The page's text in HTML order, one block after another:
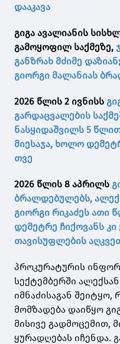
დააკავა
გიგა ავალიანის
გამოყოფილ საქმეზე,
განზრახ მძიმე
გიორგი მალანიას
2026 წლის 2 ივნისს
გარდაცვალების
ნასყიდაშვილს 5
მიესაჯა, ხოლო
თვე
2026 წლის 8 აპრილს
ბრალდებულებს,
გიორგი რიკაძეს ათი
დემეტრე ჩიქოვანს
თავისუფლების
პროკურატურის
სექტემბერში
იმნაძისაგან შეიტყო,
მომზადება დაიწყო
მისივე გადმოცემით,
ყურადღებას იჩენდა.